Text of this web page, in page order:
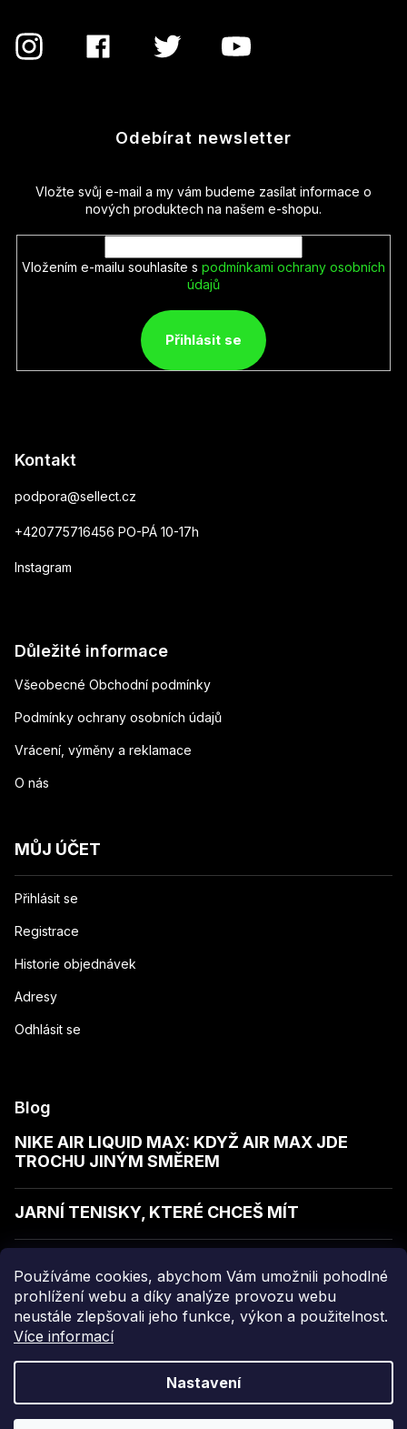
Používáme cookies, abychom Vám umožnili pohodlné
prohlížení webu a díky analýze provozu webu
neustále zlepšovali jeho funkce, výkon a použitelnost.
Více informací
Nastavení
Odebírat newsletter
Vložte svůj e-mail a my vám budeme zasílat informace o
nových produktech na našem e-shopu.
Vložením e-mailu souhlasíte s podmínkami ochrany osobních
údajů
Přihlásit se
Kontakt
podpora@sellect.cz
+420775716456 PO-PÁ 10-17h
Instagram
Důležité informace
Všeobecné Obchodní podmínky
Podmínky ochrany osobních údajů
Vrácení, výměny a reklamace
O nás
MŮJ ÚČET
Přihlásit se
Registrace
Historie objednávek
Adresy
Odhlásit se
Blog
NIKE AIR LIQUID MAX: KDYŽ AIR MAX JDE
TROCHU JINÝM SMĚREM
JARNÍ TENISKY, KTERÉ CHCEŠ MÍT
Grafický návrh vytvořil a nakódoval